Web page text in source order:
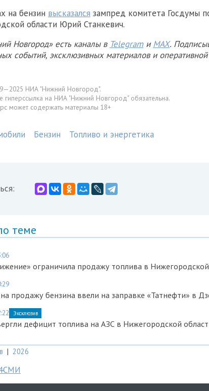
на бензин высказался зампред комитета Госдумы
области Юрий Станкевич.
Новгород» есть каналы в Telegram и MAX.
событий, эксклюзивных материалов и
НИА "Нижний Новгород".
гиперссылка на НИА "Нижний Новгород" обязательна.
может содержать материалы 18+
Бензин Топливо и энергетика
теме
ограничила продажу топлива в
продажу бензина ввели на заправке «Татнефти» в
Эксклюзив
дефицит топлива на АЗС в Нижегородской
| 2026